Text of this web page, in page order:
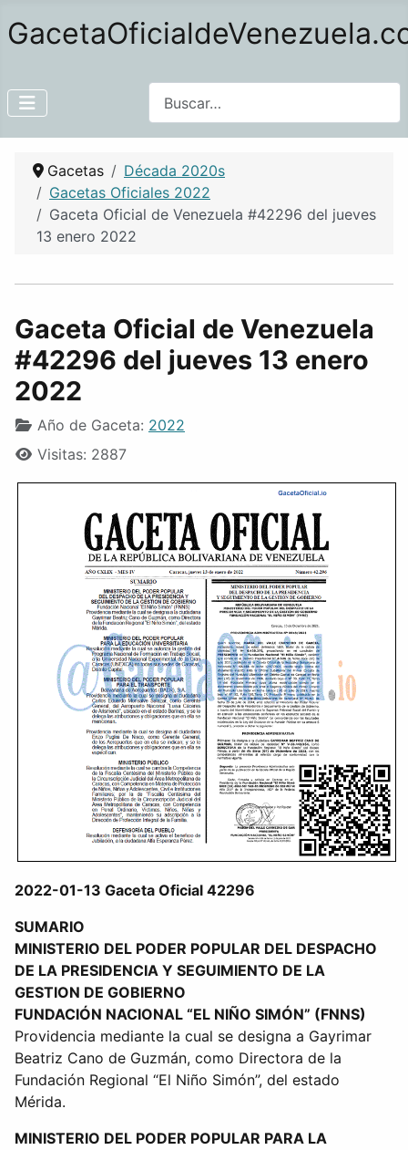
Gacetas
Década 2020s
Gacetas Oficiales 2022
Gaceta Oficial de Venezuela #42296 del jueves
13 enero 2022
Gaceta Oficial de Venezuela
#42296 del jueves 13 enero
2022
Año de Gaceta: 2022
Visitas: 2887
2022-01-13 Gaceta Oficial 42296
SUMARIO
MINISTERIO DEL PODER POPULAR DEL DESPACHO
DE LA PRESIDENCIA Y SEGUIMIENTO DE LA
GESTION DE GOBIERNO
FUNDACIÓN NACIONAL “EL NIÑO SIMÓN” (FNNS)
Providencia mediante la cual se designa a Gayrimar
Beatriz Cano de Guzmán, como Directora de la
Fundación Regional “El Niño Simón”, del estado
Mérida.
MINISTERIO DEL PODER POPULAR PARA LA